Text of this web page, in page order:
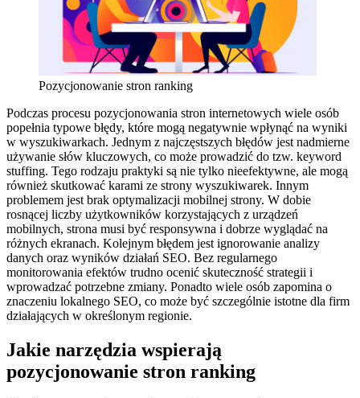
Pozycjonowanie stron ranking
Podczas procesu pozycjonowania stron internetowych wiele osób
popełnia typowe błędy, które mogą negatywnie wpłynąć na wyniki
w wyszukiwarkach. Jednym z najczęstszych błędów jest nadmierne
używanie słów kluczowych, co może prowadzić do tzw. keyword
stuffing. Tego rodzaju praktyki są nie tylko nieefektywne, ale mogą
również skutkować karami ze strony wyszukiwarek. Innym
problemem jest brak optymalizacji mobilnej strony. W dobie
rosnącej liczby użytkowników korzystających z urządzeń
mobilnych, strona musi być responsywna i dobrze wyglądać na
różnych ekranach. Kolejnym błędem jest ignorowanie analizy
danych oraz wyników działań SEO. Bez regularnego
monitorowania efektów trudno ocenić skuteczność strategii i
wprowadzać potrzebne zmiany. Ponadto wiele osób zapomina o
znaczeniu lokalnego SEO, co może być szczególnie istotne dla firm
działających w określonym regionie.
Jakie narzędzia wspierają
pozycjonowanie stron ranking